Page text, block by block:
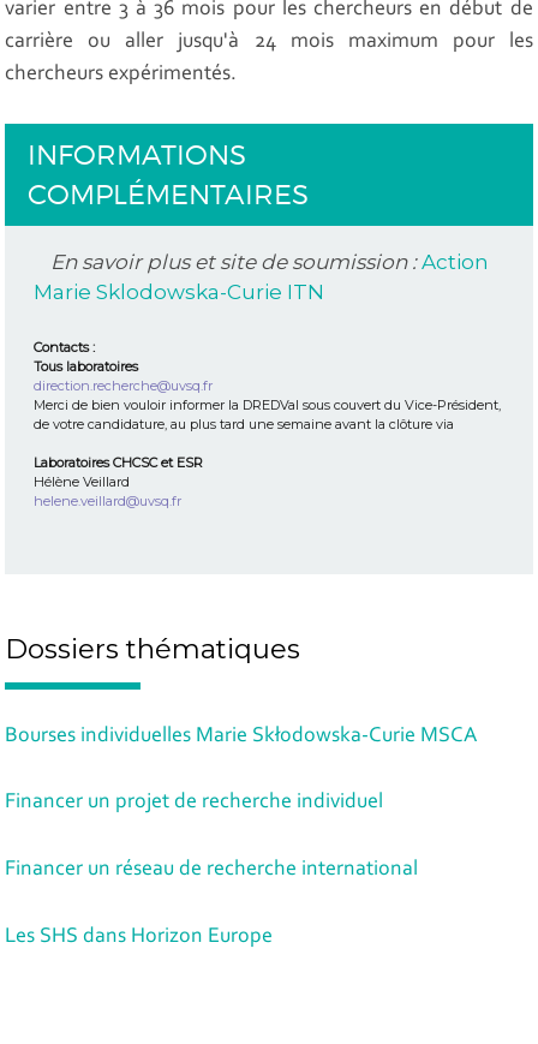
varier entre 3 à 36 mois pour les chercheurs en début de
carrière ou aller jusqu'à 24 mois maximum pour les
chercheurs expérimentés.
INFORMATIONS
COMPLÉMENTAIRES
En savoir plus et site de soumission :Action
Marie Sklodowska-Curie ITN
Contacts :
Tous laboratoires
direction.recherche@uvsq.fr
Merci de bien vouloir informer la DREDVal sous couvert du Vice-Président,
de votre candidature, au plus tard une semaine avant la clôture via
Laboratoires CHCSC et ESR
Hélène Veillard
helene.veillard@uvsq.fr
Dossiers thématiques
Bourses individuelles Marie Skłodowska-Curie MSCA
Financer un projet de recherche individuel
Financer un réseau de recherche international
Les SHS dans Horizon Europe